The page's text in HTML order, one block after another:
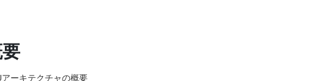
ーキテクチャの概要